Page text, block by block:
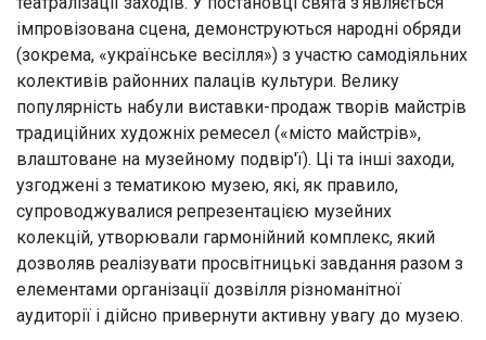
імпровізована сцена, демонструються народні обряди
(зокрема, «українське весілля») з участю самодіяльних
колективів районних палаців культури. Велику
популярність набули виставки-продаж творів майстрів
традиційних художніх ремесел («місто майстрів»,
влаштоване на музейному подвір'ї). Ці та інші заходи,
узгоджені з тематикою музею, які, як правило,
супроводжувалися репрезентацією музейних
колекцій, утворювали гармонійний комплекс, який
дозволяв реалізувати просвітницькі завдання разом з
елементами організації дозвілля різноманітної
аудиторії і дійсно привернути активну увагу до музею.